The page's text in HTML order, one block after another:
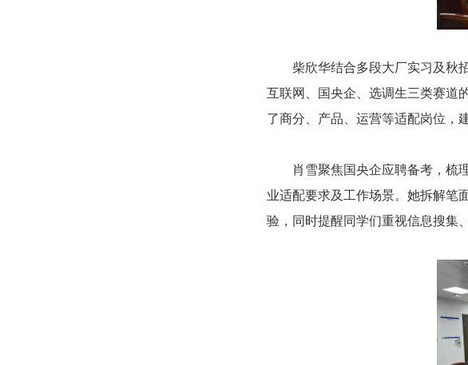
柴欣华结合多段大厂实习及秋
互联网、国央企、选调生三类赛道
了商分、产品、运营等适配岗位，
肖雪聚焦国央企应聘备考，梳
业适配要求及工作场景。她拆解笔
验，同时提醒同学们重视信息搜集